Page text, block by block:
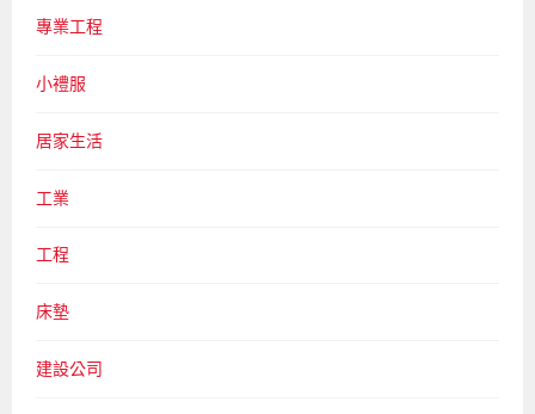
專業工程
小禮服
居家生活
工業
工程
床墊
建設公司